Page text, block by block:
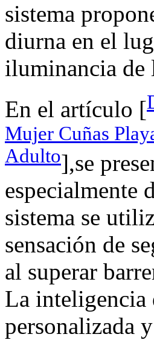
sistema
diurna en el
iluminancia de
En el artículo [
Mujer Cuñas
Adulto],se
especialmente
sistema se
sensación de
al superar
La inteligencia
personalizada